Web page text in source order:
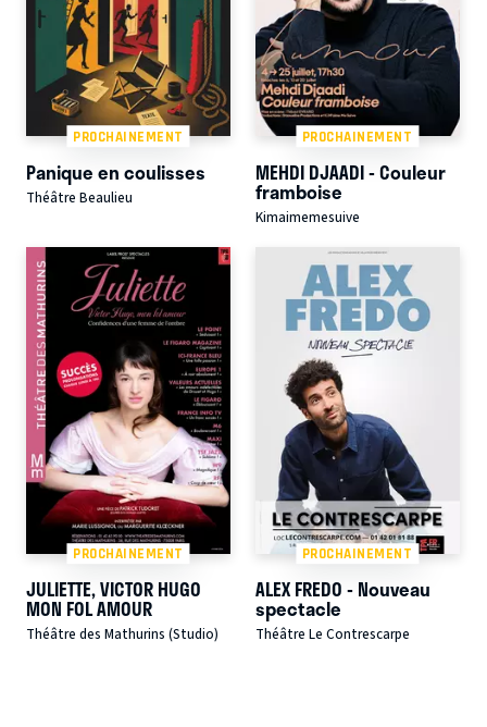
PROCHAINEMENT
Panique en coulisses
Théâtre Beaulieu
PROCHAINEMENT
MEHDI DJAADI - Couleur
framboise
Kimaimemesuive
PROCHAINEMENT
JULIETTE, VICTOR HUGO
MON FOL AMOUR
Théâtre des Mathurins (Studio)
PROCHAINEMENT
ALEX FREDO - Nouveau
spectacle
Théâtre Le Contrescarpe